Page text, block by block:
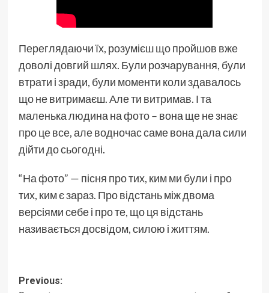
Переглядаючи їх, розумієш що пройшов вже
доволі довгий шлях. Були розчарування, були
втрати і зради, були моменти коли здавалось
що не витримаєш. Але ти витримав. І та
маленька людина на фото – вона ще не знає
про це все, але водночас саме вона дала сили
дійти до сьогодні.
“На фото” — пісня про тих, ким ми були і про
тих, ким є зараз. Про відстань між двома
версіями себе і про те, що ця відстань
називається досвідом, силою і життям.
Post
Previous: